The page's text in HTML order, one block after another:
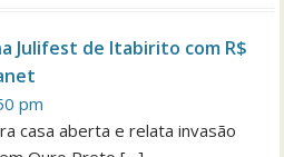
Julifest de Itabirito com R$
pm
casa aberta e relata invasão